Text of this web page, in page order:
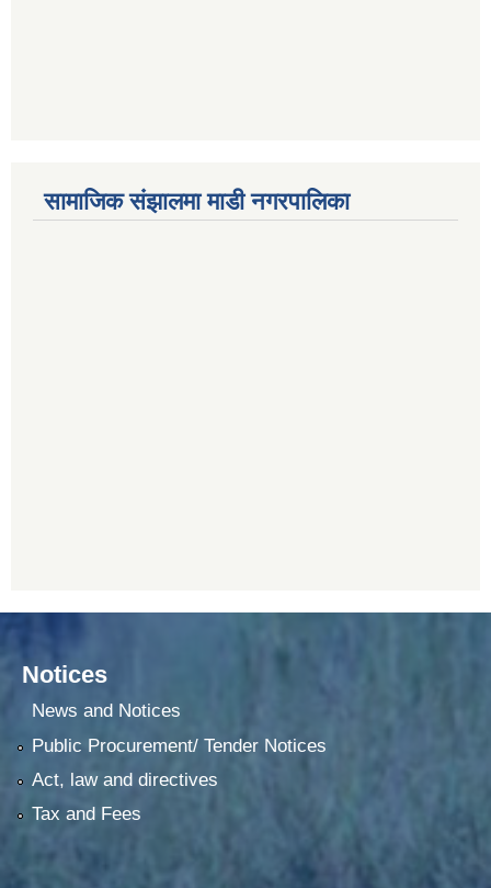
सामाजिक संझालमा माडी नगरपालिका
Notices
News and Notices
Public Procurement/ Tender Notices
Act, law and directives
Tax and Fees